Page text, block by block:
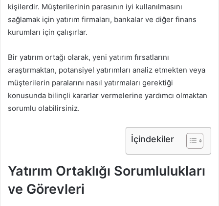
kişilerdir. Müşterilerinin parasının iyi kullanılmasını
sağlamak için yatırım firmaları, bankalar ve diğer finans
kurumları için çalışırlar.
Bir yatırım ortağı olarak, yeni yatırım fırsatlarını
araştırmaktan, potansiyel yatırımları analiz etmekten veya
müşterilerin paralarını nasıl yatırmaları gerektiği
konusunda bilinçli kararlar vermelerine yardımcı olmaktan
sorumlu olabilirsiniz.
İçindekiler
Yatırım Ortaklığı Sorumlulukları
ve Görevleri